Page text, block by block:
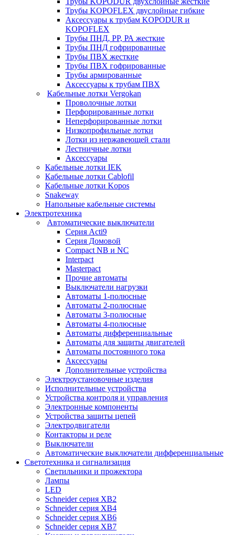
Трубы KOPOFLEX двуслойные гибкие
Аксессуары к трубам KOPODUR и
KOPOFLEX
Трубы ПНД, РР, РА жесткие
Трубы ПНД гофрированные
Трубы ПВХ жесткие
Трубы ПВХ гофрированные
Трубы армированные
Аксессуары к трубам ПВХ
Кабельные лотки Vergokan
Проволочные лотки
Перфорированные лотки
Неперфорированные лотки
Низкопрофильные лотки
Лотки из нержавеющей стали
Лестничные лотки
Аксессуары
Кабельные лотки IEK
Кабельные лотки Cablofil
Кабельные лотки Kopos
Snakeway
Напольные кабельные системы
Электротехника
Автоматические выключатели
Серия Acti9
Серия Домовой
Compact NB и NC
Interpact
Masterpact
Прочие автоматы
Выключатели нагрузки
Автоматы 1-полюсные
Автоматы 2-полюсные
Автоматы 3-полюсные
Автоматы 4-полюсные
Автоматы дифференциальные
Автоматы для защиты двигателей
Автоматы постоянного тока
Аксессуары
Дополнительные устройства
Электроустановочные изделия
Исполнительные устройства
Устройства контроля и управления
Электронные компоненты
Устройства защиты цепей
Электродвигатели
Контакторы и реле
Выключатели
Автоматические выключатели дифференциальные
Светотехника и сигнализация
Светильники и прожектора
Лампы
LED
Schneider серия XB2
Schneider серия XB4
Schneider серия XB6
Schneider серия XB7